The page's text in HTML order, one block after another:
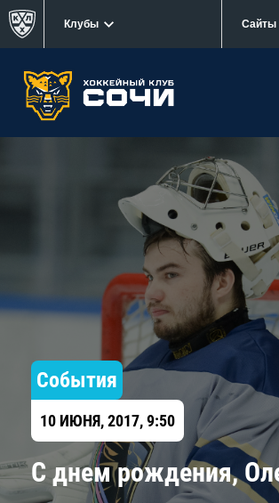
Клубы Сайты
События
10 ИЮНЯ, 2017, 9:50
С днем рождения,